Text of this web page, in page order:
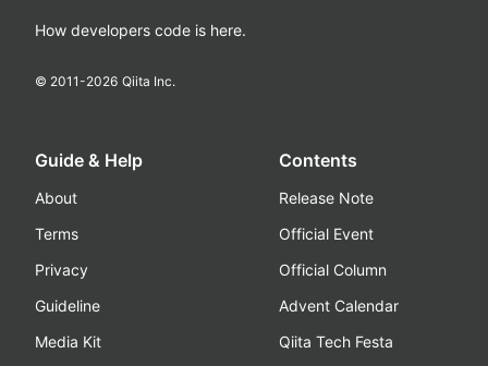
How developers code is here.
© 2011-2026 Qiita Inc.
Guide & Help
About
Terms
Privacy
Guideline
Media Kit
Contents
Release Note
Official Event
Official Column
Advent Calendar
Qiita Tech Festa